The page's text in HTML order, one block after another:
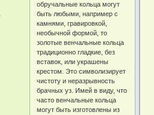
обручальные кольца могут
быть любыми, например с
камнями, гравировкой,
необычной формой, то
золотые венчальные кольца
традиционно гладкие, без
вставок, или украшены
крестом. Это символизирует
чистоту и неразрывность
брачных уз. Имей в виду, что
часто венчальные кольца
могут быть изготовлены из